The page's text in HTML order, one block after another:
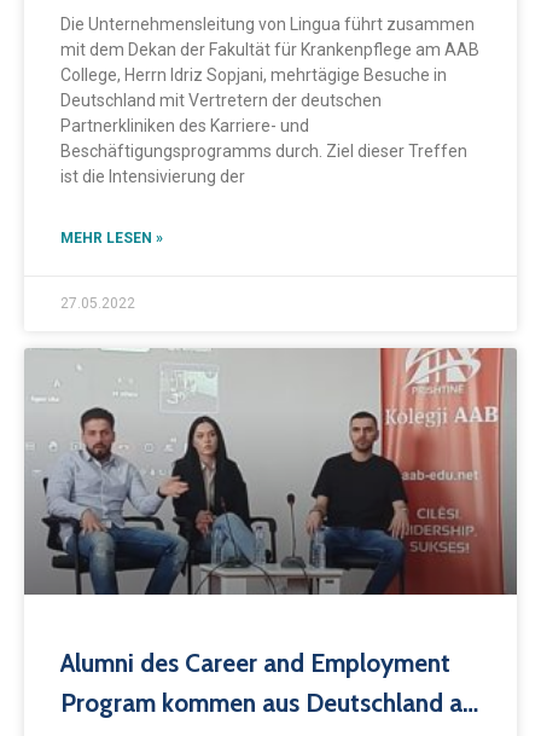
strategische Treffen mit den
deutschen Programmpartnern SANA
und AGAPLESION ab
Die Unternehmensleitung von Lingua führt zusammen
mit dem Dekan der Fakultät für Krankenpflege am AAB
College, Herrn Idriz Sopjani, mehrtägige Besuche in
Deutschland mit Vertretern der deutschen
Partnerkliniken des Karriere- und
Beschäftigungsprogramms durch. Ziel dieser Treffen
ist die Intensivierung der
MEHR LESEN »
27.05.2022
Alumni des Career and Employment
Program kommen aus Deutschland als